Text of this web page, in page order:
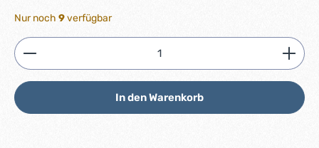
Nur noch 9verfügbar
Produkt Anzahl: Gib den gewünschten Wert ein
In den Warenkorb